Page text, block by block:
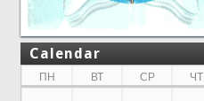
Calendar
ПН ВТ СР ЧТ